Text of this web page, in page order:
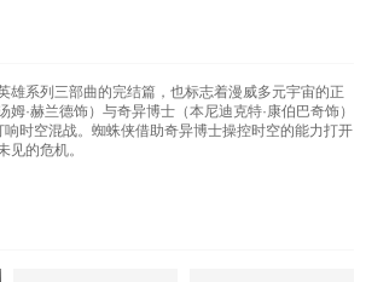
雄系列三部曲的完结篇，也标志着漫威多元宇宙的正
·赫兰德饰）与奇异博士（本尼迪克特·康伯巴奇饰）
时空混战。蜘蛛侠借助奇异博士操控时空的能力打开
见的危机。